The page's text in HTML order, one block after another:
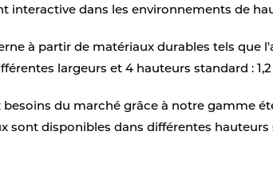
interactive dans les environnements de
à partir de matériaux durables tels que
largeurs et 4 hauteurs standard : 1,2
du marché grâce à notre gamme
sont disponibles dans différentes hauteurs